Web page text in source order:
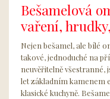
Bešamelová
vaření,
Nejen bešamel, ale bílé
takové, jednoduché na
neuvěřitelně všestranné,
let základním kamenem
klasické kuchyně.